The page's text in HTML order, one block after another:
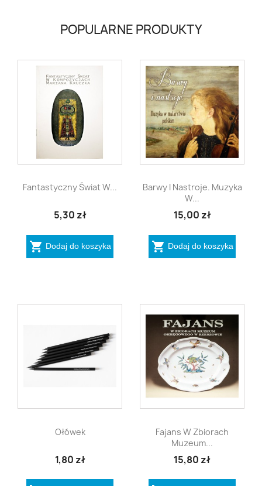
POPULARNE PRODUKTY
Szybki podgląd
Fantastyczny Świat W...
5,30 zł
 Dodaj do koszyka
 Szybki podgląd
Barwy I Nastroje. Muzyka
W...
15,00 zł
 Dodaj do koszyka
Szybki podgląd
Ołówek
1,80 zł
Szybki podgląd
Fajans W Zbiorach
Muzeum...
15,80 zł